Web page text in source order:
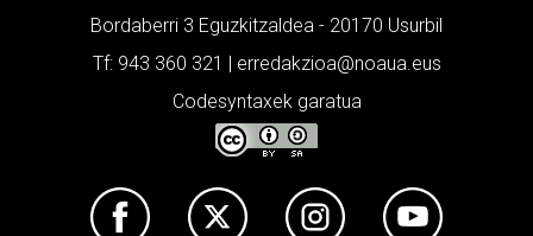
Bordaberri 3 Eguzkitzaldea - 20170 Usurbil
Tf: 943 360 321 | erredakzioa@noaua.eus
Codesyntaxek garatua